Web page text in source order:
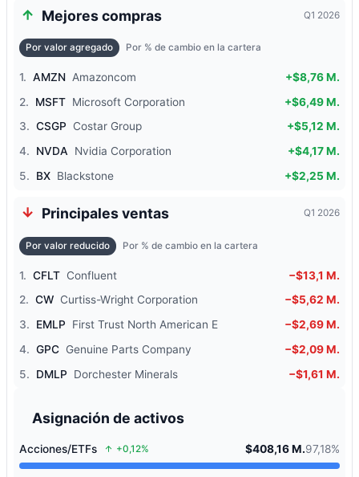
Mejores compras Q1 2026
Por valor agregado Por % de cambio en la cartera
1. AMZN Amazoncom
+$8,76 M.
2.
MSFT Microsoft Corporation
+$6,49 M.
3. CSGP Costar Group
+$5,12 M.
4.
NVDA Nvidia Corporation
+$4,17 M.
5.
BX Blackstone +$2,25 M.
Principales ventas Q1 2026
Por valor reducido Por % de cambio en la cartera
1. CFLT Confluent
−$13,1 M.
2. CW Curtiss-Wright Corporation
−$5,62 M.
3.
EMLP First Trust North American E
−$2,69 M.
4. GPC Genuine Parts Company
−$2,09 M.
5.
DMLP Dorchester Minerals −$1,61 M.
Asignación de activos
Acciones/ETFs +0,12% $408,16 M.97,18%